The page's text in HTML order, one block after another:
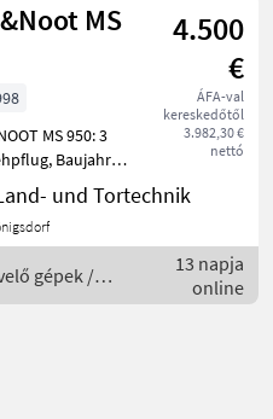
MS
4.500
€
ÁFA-val
kereskedőtől
3.982,30 €
nettó
MS 950: 3
Baujahr
und Tortechnik
gépek /
13 napja
online